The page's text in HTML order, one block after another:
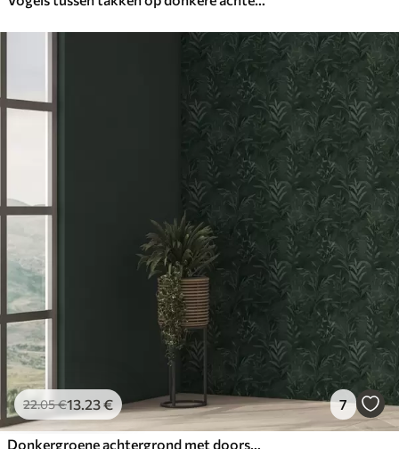
22.05€13.23€ 7
Donkergroene achtergrond met doorschijnende bladeren